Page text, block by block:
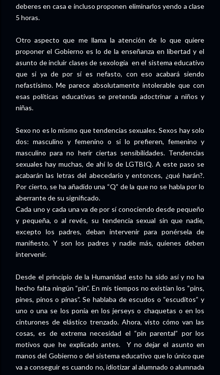
deberes en casa e incluso proponen eliminarlos yendo a clase
5 horas.
Otro aspecto que me llama la atención de lo que quiere
proponer el Gobierno es lo de la enseñanza en libertad y el
asunto de incluir clases de sexología en el sistema educativo
que si ya de por sí es nefasto, con eso acabará siendo
nefastísimo. Me parece absolutamente intolerable que con
esas políticas educativas se pretenda adoctrinar a niños y
niñas.
Sexo no es lo mismo que tendencias sexuales. Sexos hay solo
dos: masculino y femenino o si lo prefieren, femenino y
masculino para no herir ciertas sensibilidades. Tendencias
sexuales hay muchas, de ahí lo de LGTBIQ. A este paso se
acabarán las letras del abecedario y entonces, ¿qué harán?.
Por cierto, se ha añadido una “Q” de la que no se habla por lo
aberrante de su significado.
Cada uno y cada una va de por sí conociendo desde pequeño
y pequeña, o al revés, su tendencia sexual sin que nadie,
excepto los padres, deban intervenir para ponérsela de
manifiesto. Y son los padres y nadie más, quienes deben
intervenir.
Desde el principio de la Humanidad esto ha sido así y no ha
hecho falta ningún “pin”. En mis tiempos no existían los “pins,
pines, pinos o pinas”. Se hablaba de escudos o “escuditos” y
uno o una se los ponía en los jerseys o chaquetas o en los
cinturones de elástico trenzado. Ahora, visto cómo van las
cosas, es de extrema necesidad el “pin parental” por los
motivos que he explicado antes.
Y no dejar el asunto en
manos del Gobierno o del sistema educativo que lo único que
va a conseguir es cuando no, idiotizar al alumnado o alumnada